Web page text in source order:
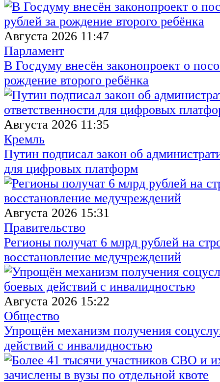
Августа 2026 11:47
Парламент
В Госдуму внесён законопроект о
рождение второго ребёнка
Августа 2026 11:35
Кремль
Путин подписал закон об
для цифровых платформ
Августа 2026 15:31
Правительство
Регионы получат 6 млрд рублей на
восстановление медучреждений
Августа 2026 15:22
Общество
Упрощён механизм получения
действий с инвалидностью